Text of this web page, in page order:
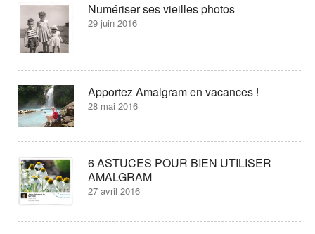
Numériser ses vieilles photos
29 juin 2016
Apportez Amalgram en vacances !
28 mai 2016
6 ASTUCES POUR BIEN UTILISER
AMALGRAM
27 avril 2016